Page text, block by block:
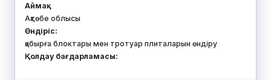
Аймақ:
Ақтөбе облысы
Өндіріс:
қабырға блоктары мен тротуар плиталарын өндіру
Қолдау бағдарламасы: